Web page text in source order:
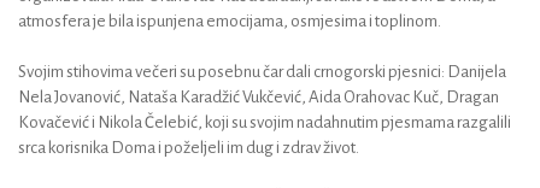
atmosfera je bila ispunjena emocijama, osmjesima i toplinom.
Svojim stihovima večeri su posebnu čar dali crnogorski pjesnici: Danijela
Nela Jovanović, Nataša Karadžić Vukčević, Aida Orahovac Kuč, Dragan
Kovačević i Nikola Čelebić, koji su svojim nadahnutim pjesmama razgalili
srca korisnika Doma i poželjeli im dug i zdrav život.